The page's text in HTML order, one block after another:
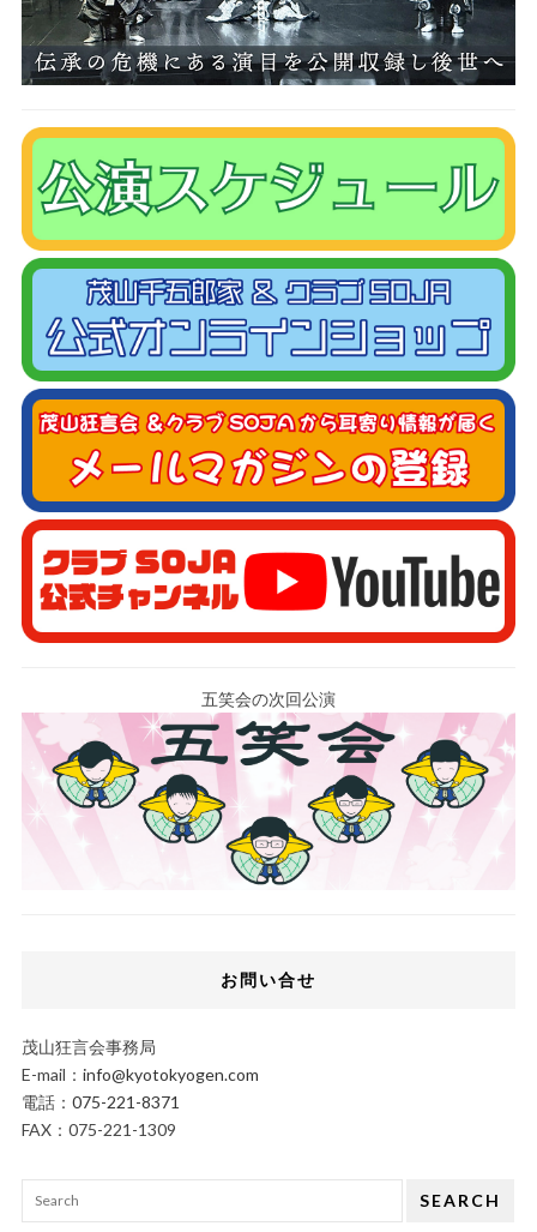
五笑会の次回公演
お問い合せ
茂山狂言会事務局
E-mail： info@kyotokyogen.com
電話： 075-221-8371
FAX：075-221-1309
SEARCH